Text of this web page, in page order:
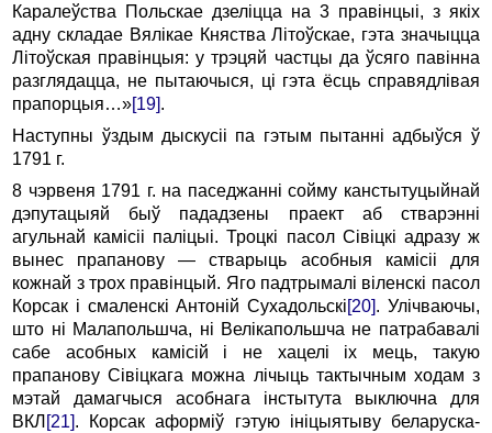
Каралеўства Польскае дзеліцца на 3 правінцыі, з якіх
адну складае Вялікае Княства Літоўскае, гэта значыцца
Літоўская правінцыя: у трэцяй частцы да ўсяго павінна
разглядацца, не пытаючыся, ці гэта ёсць справядлівая
прапорцыя…»[19].
Наступны ўздым дыскусіі па гэтым пытанні адбыўся ў
1791 г.
8 чэрвеня 1791 г. на паседжанні сойму канстытуцыйнай
дэпутацыяй быў пададзены праект аб стварэнні
агульнай камісіі паліцыі. Троцкі пасол Сівіцкі адразу ж
вынес прапанову — стварыць асобныя камісіі для
кожнай з трох правінцый. Яго падтрымалі віленскі пасол
Корсак і смаленскі Антоній Сухадольскі[20]. Улічваючы,
што ні Малапольшча, ні Велікапольшча не патрабавалі
сабе асобных камісій і не хацелі іх мець, такую
прапанову Сівіцкага можна лічыць тактычным ходам з
мэтай дамагчыся асобнага інстытута выключна для
ВКЛ [21]. Корсак аформіў гэтую ініцыятыву беларуска-